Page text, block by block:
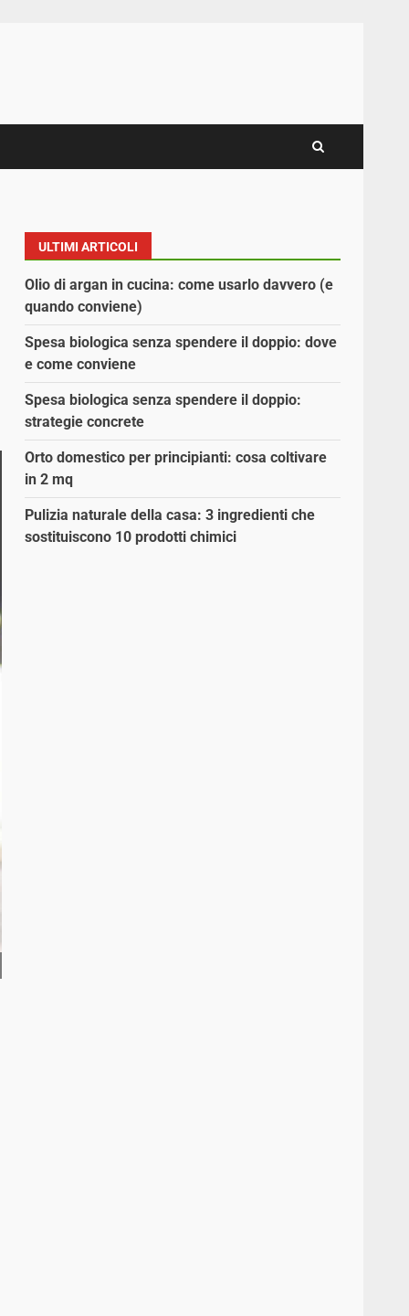
ULTIMI ARTICOLI
Olio di argan in cucina: come usarlo davvero (e
quando conviene)
Spesa biologica senza spendere il doppio: dove
e come conviene
Spesa biologica senza spendere il doppio:
strategie concrete
Orto domestico per principianti: cosa coltivare
in 2 mq
Pulizia naturale della casa: 3 ingredienti che
sostituiscono 10 prodotti chimici